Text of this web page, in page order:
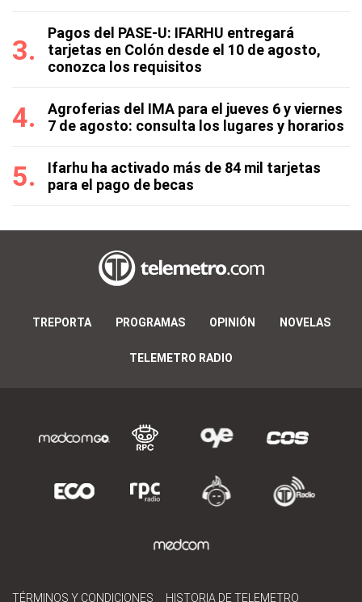
Pagos del PASE-U: IFARHU entregará
tarjetas en Colón desde el 10 de agosto,
conozca los requisitos
Agroferias del IMA para el jueves 6 y viernes
7 de agosto: consulta los lugares y horarios
Ifarhu ha activado más de 84 mil tarjetas
para el pago de becas
TREPORTA PROGRAMAS OPINIÓN NOVELAS
TELEMETRO RADIO
TÉRMINOS Y CONDICIONES HISTORIA DE TELEMETRO